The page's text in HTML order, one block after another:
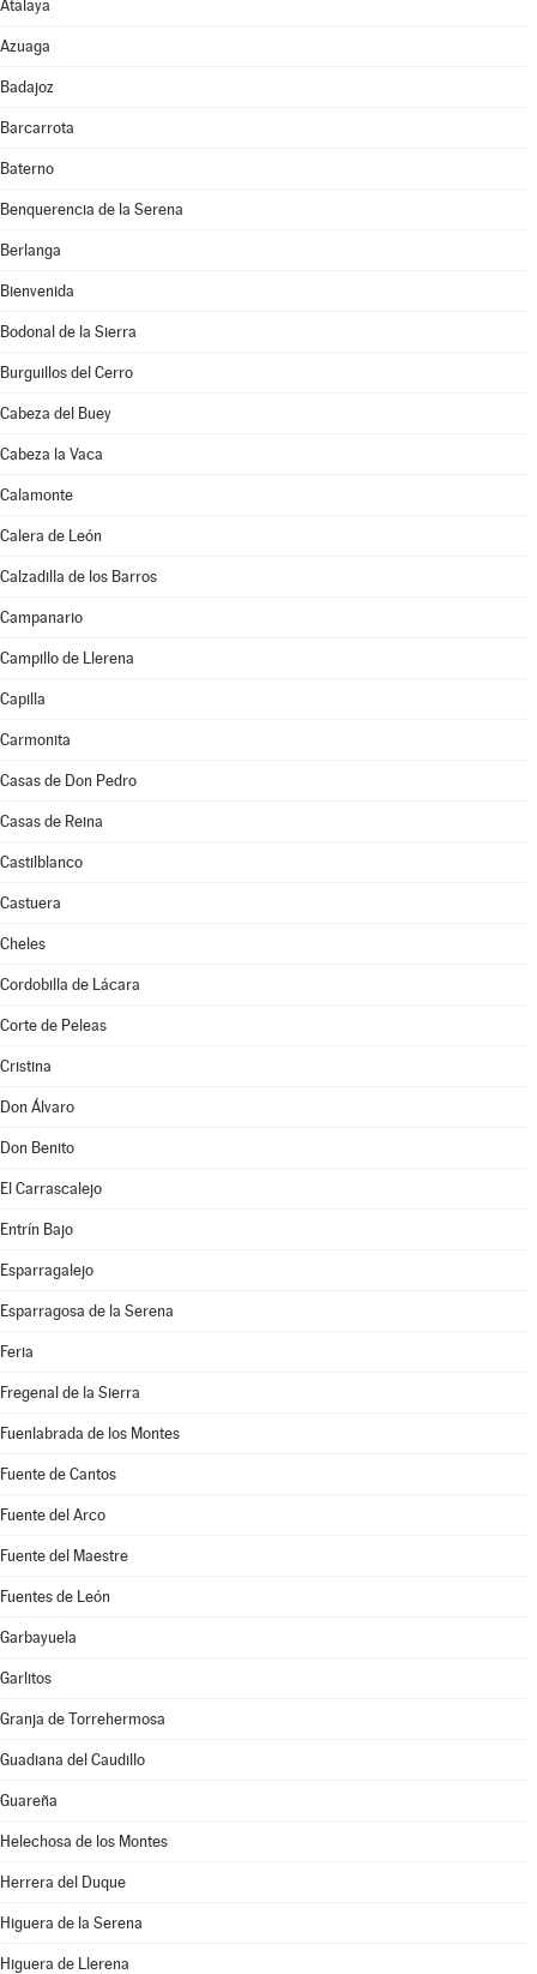
Atalaya
Azuaga
Badajoz
Barcarrota
Baterno
Benquerencia de la Serena
Berlanga
Bienvenida
Bodonal de la Sierra
Burguillos del Cerro
Cabeza del Buey
Cabeza la Vaca
Calamonte
Calera de León
Calzadilla de los Barros
Campanario
Campillo de Llerena
Capilla
Carmonita
Casas de Don Pedro
Casas de Reina
Castilblanco
Castuera
Cheles
Cordobilla de Lácara
Corte de Peleas
Cristina
Don Álvaro
Don Benito
El Carrascalejo
Entrín Bajo
Esparragalejo
Esparragosa de la Serena
Feria
Fregenal de la Sierra
Fuenlabrada de los Montes
Fuente de Cantos
Fuente del Arco
Fuente del Maestre
Fuentes de León
Garbayuela
Garlitos
Granja de Torrehermosa
Guadiana del Caudillo
Guareña
Helechosa de los Montes
Herrera del Duque
Higuera de la Serena
Higuera de Llerena